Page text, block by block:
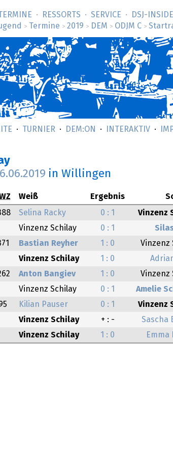
RESSORTS SERVICE
DSJ-­INSIDE
> Termine > 2019 > DEM > ODJM C >
TURNIER DEM:ON INTERAKTIV
in Willingen
Weiß Ergebnis
Selina Racky 0 : 1 Vinzenz
Vinzenz Schilay 0 : 1
Bastian Reyher 1 : 0 Vinzenz
Vinzenz Schilay 1 : 0
Anton Bangiev 1 : 0 Vinzenz
Vinzenz Schilay 0 : 1 Amelie
Kilian Pauser 0 : 1 Vinzenz
Vinzenz Schilay + : - Sascha
Vinzenz Schilay 1 : 0 Emma